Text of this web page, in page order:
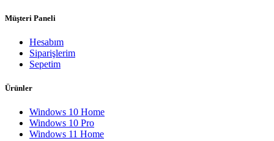
Müşteri Paneli
Hesabım
Siparişlerim
Sepetim
Ürünler
Windows 10 Home
Windows 10 Pro
Windows 11 Home